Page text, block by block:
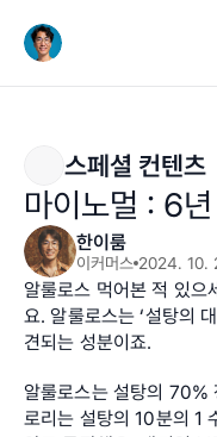
스페셜 컨텐츠
마이노멀 : 6
한이룸
이커머스 2024. 10.
알룰로스 먹어본 적 있으
요. 알룰로스는 ‘설탕의
견되는 성분이죠.
알룰로스는 설탕의 70%
로리는 설탕의 10분의 1